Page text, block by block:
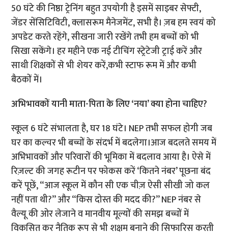
50 घंटे की निष्ठा ट्रेनिंग बहुत उपयोगी है इसमें साइबर सेफ्टी,
जेंडर सेंसिटिविटी, क्लासरूम मैनेजमेंट, सभी है। ज़ब हम स्वयं को
अपडेट करते रहेंगे, सीखना जारी रखेंगे तभी हम बच्चों को भी
सिखा सकेंगे। हर महीने एक नई टीचिंग स्ट्रेटेजी ट्राई करें और
साथी शिक्षकों से भी शेयर करें,कभी स्टाफ रूम में और कभी
बैठकों में।
अभिभावकों यानी माता-पिता के लिए ‘नया’ क्या होना चाहिए?
स्कूल 6 घंटे संभालता है, घर 18 घंटे। NEP तभी सफल होगी जब
घर का कल्चर भी बच्चों के संदर्भ में बदलेगा।आज बदलते समय में
अभिभावकों और परिवारों की भूमिका में बदलाव आया है। ऐसे में
रिज़ल्ट की जगह रूटीन पर फोकस करें ‘कितने नंबर’ पूछना बंद
करें पूछें, “आज स्कूल में कौन सी एक चीज़ ऐसी सीखी जो कल
नहीं पता थी?” और “किस दोस्त की मदद की?” NEP नंबर से
वैल्यू की ओर लेजाने व मानवीय मूल्यों की समझ बच्चों में
विकसित कर नैतिक रूप से भी शक्षम बनाने की सिफारिस करती